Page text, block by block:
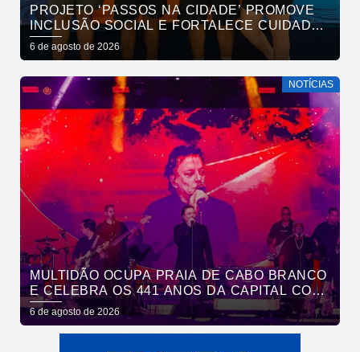
PROJETO ‘PASSOS NA CIDADE’ PROMOVE
INCLUSÃO SOCIAL E FORTALECE CUIDADO
EM SAÚDE MENTAL POR MEIO DA CORRIDA
6 de agosto de 2026
NOTÍCIAS
MULTIDÃO OCUPA PRAIA DE CABO BRANCO
E CELEBRA OS 441 ANOS DA CAPITAL COM
SHOWS DE ROUPA NOVA E FÁBIO JR
6 de agosto de 2026